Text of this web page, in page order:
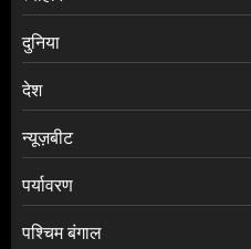
दुनिया
देश
न्यूज़बीट
पर्यावरण
पश्चिम बंगाल